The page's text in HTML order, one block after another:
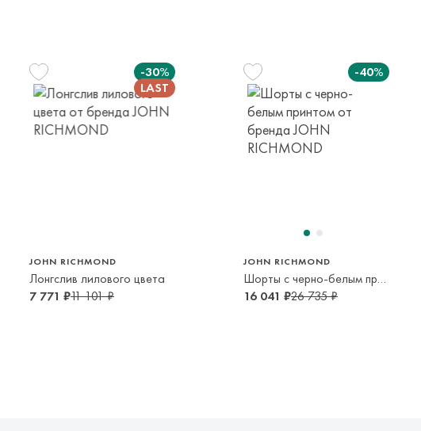
пункт самовывоза транспортной компании. Доставка осуществляется в
по тарифам транспортной компании.
осуществляется онлайн банковскими картами Visa, Mastercard, МИР,
-30%
JOHN RICHMOND
Лонгслив лилового цвета
7 771 ₽11 101 ₽
-40%
JOHN RICHMOND
Шорты с черно-белым принтом
16 041 ₽26 735 ₽